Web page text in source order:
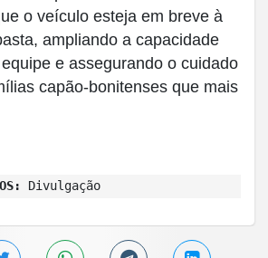
o veículo esteja em breve à
ampliando a capacidade
e assegurando o cuidado
capão-bonitenses que mais
Divulgação